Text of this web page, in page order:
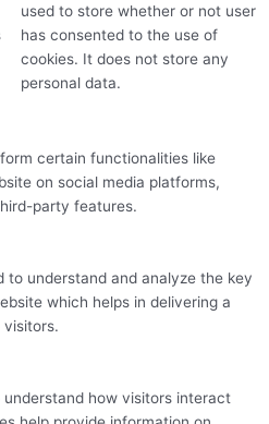
used to store whether or not user
has consented to the use of
cookies. It does not store any
personal data.
certain functionalities like
on social media platforms,
party features.
to understand and analyze the key
which helps in delivering a
how visitors interact